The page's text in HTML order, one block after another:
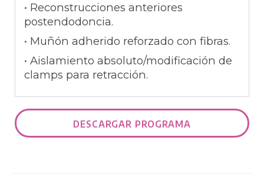
• Reconstrucciones anteriores
postendodoncia.
• Muñón adherido reforzado con fibras.
• Aislamiento absoluto/modificación de
clamps para retracción.
DESCARGAR PROGRAMA